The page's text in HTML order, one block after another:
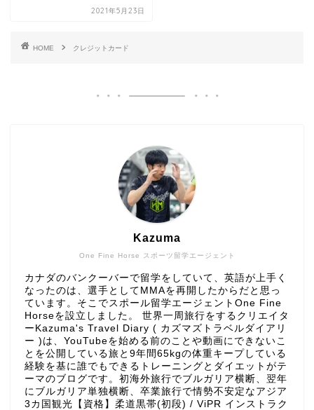
2021年5月23日
HOME クレジットカード
One Fine Horse スポーツ留学エージェント
Kazuma
カナダのバンクーバーで留学をしていて、英語が上手く
なったのは、選手としてMMAを再開したからだと思っ
ています。そこでスポール留学エージェントOne Fine
Horseを設立しました。 世界一周旅行をするクリエイタ
ーKazuma's Travel Diary ( カズマズトラベルダイアリ
ー )は、YouTubeを始める前のことや動画にできないこ
とを公開している旅と9年間65kgの体重キープしている
経験を基に誰でもできるトレーニングとダイエットがテ
ーマのブログです。初海外旅行でブルガリア横断、翌年
にブルガリア単独横断、卒業旅行で情勢不安定なアジア
3カ国観光【資格】柔道黒帯(初段) / ViPR インストラク